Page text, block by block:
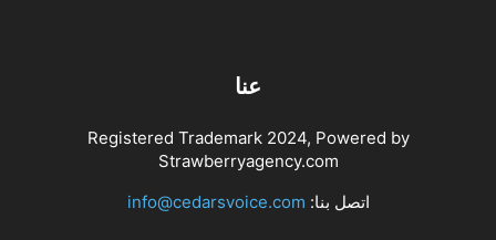
عنا
Registered Trademark 2024, Powered by
Strawberryagency.com
اتصل بنا: info@cedarsvoice.com